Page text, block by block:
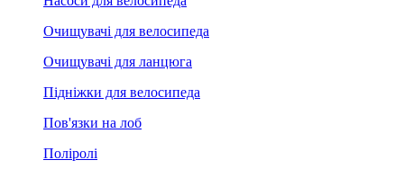
Очищувачі для велосипеда
Очищувачі для ланцюга
Підніжки для велосипеда
Пов'язки на лоб
Поліролі